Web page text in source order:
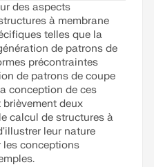
des aspects
à membrane
telles que la
de patrons de
précontraintes
de patrons de coupe
conception de ces
deux
calcul de structures à
leur nature
les conceptions